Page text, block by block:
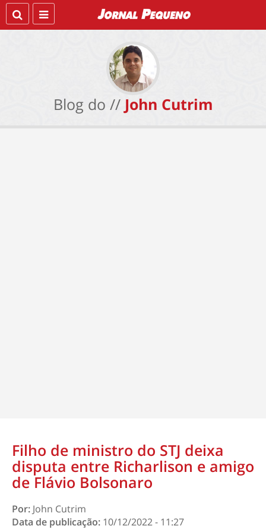
Blog do // John Cutrim
Filho de ministro do STJ deixa
disputa entre Richarlison e amigo
de Flávio Bolsonaro
Por: John Cutrim
Data de publicação: 10/12/2022 - 11:27